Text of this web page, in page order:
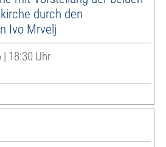
durch den
Ivo Mrvelj
18:30 Uhr